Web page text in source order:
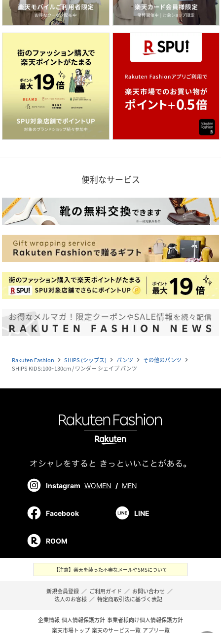
便利なサービス
Rakuten Fashion navigate_next SHIPS (シップス) navigate_next パンツ navigate_next その他のパンツ navigate_next
SHIPS KIDS:100~130cm / ワンダー シェイプ パンツ
Instagram WOMEN / MEN
Facebook LINE
ROOM
【注意】楽天を装った不審なメールやSMSについて
新規会員登録 ／ ご利用ガイド ／ お問い合わせ ／
法人のお客様 ／ 特定商取引法に基づく表記
企業情報 個人情報保護方針 事業者様向け個人情報保護方針
楽天市場トップ 楽天のサービス一覧 アプリ一覧